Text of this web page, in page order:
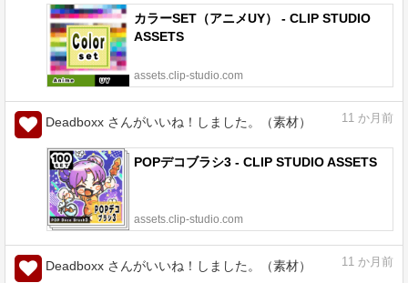
カラーSET（アニメUY） - CLIP STUDIO
ASSETS
assets.clip-studio.com
Deadboxx さんがいいね！しました。（素材） 11 か月前
POPデコブラシ3 - CLIP STUDIO ASSETS
assets.clip-studio.com
Deadboxx さんがいいね！しました。（素材） 11 か月前